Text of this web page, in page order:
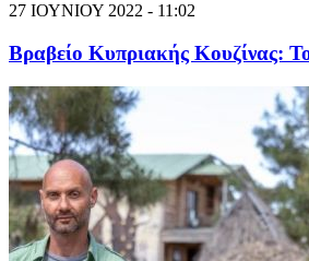
27 ΙΟΥΝΙΟΥ 2022 - 11:02
Βραβείο Κυπριακής Κουζίνας: